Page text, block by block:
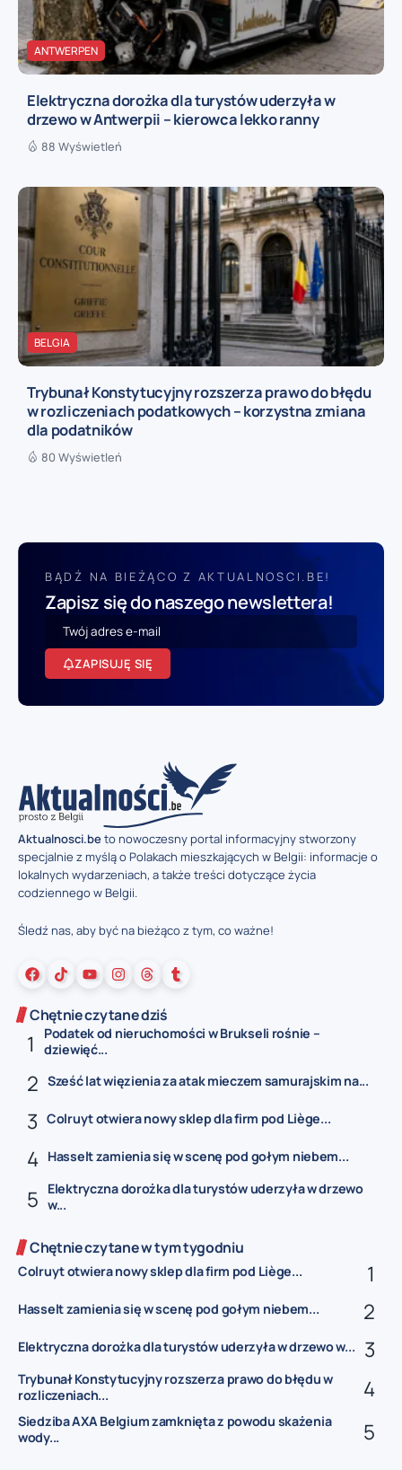
ANTWERPEN
Elektryczna dorożka dla turystów uderzyła w
drzewo w Antwerpii – kierowca lekko ranny
88 Wyświetleń
BELGIA
Trybunał Konstytucyjny rozszerza prawo do błędu
w rozliczeniach podatkowych – korzystna zmiana
dla podatników
80 Wyświetleń
BĄDŹ NA BIEŻĄCO Z AKTUALNOSCI.BE!
Zapisz się do naszego newslettera!
ZAPISUJĘ SIĘ
Aktualnosci.beto nowoczesny portal informacyjny stworzony
specjalnie z myślą o Polakach mieszkających w Belgii: informacje o
lokalnych wydarzeniach, a także treści dotyczące życia
codziennego w Belgii.
Śledź nas, aby być na bieżąco z tym, co ważne!
Chętnie czytane dziś
Podatek od nieruchomości w Brukseli rośnie –
dziewięć...
Sześć lat więzienia za atak mieczem samurajskim na...
Colruyt otwiera nowy sklep dla firm pod Liège...
Hasselt zamienia się w scenę pod gołym niebem...
Elektryczna dorożka dla turystów uderzyła w drzewo
w...
Chętnie czytane w tym tygodniu
Colruyt otwiera nowy sklep dla firm pod Liège...
Hasselt zamienia się w scenę pod gołym niebem...
Elektryczna dorożka dla turystów uderzyła w drzewo w...
Trybunał Konstytucyjny rozszerza prawo do błędu w
rozliczeniach...
Siedziba AXA Belgium zamknięta z powodu skażenia
wody...